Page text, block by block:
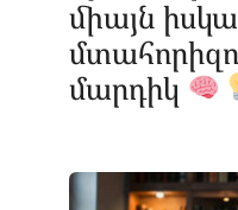
միայն
մարդիկ